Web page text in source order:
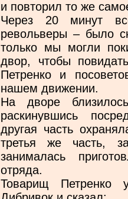
и повторил то же
Через 20 минут
револьверы – было
только мы могли
двор, чтобы
Петренко и
нашем движении.
На дворе
раскинувшись
другая часть
третья же часть,
занималась
отряда.
Товарищ Петренко